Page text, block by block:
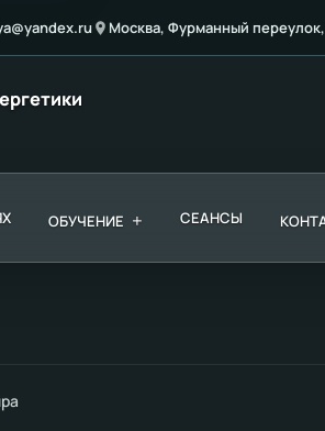
Москва, Фурманный
ОБУЧЕНИЕ + СЕАНСЫ